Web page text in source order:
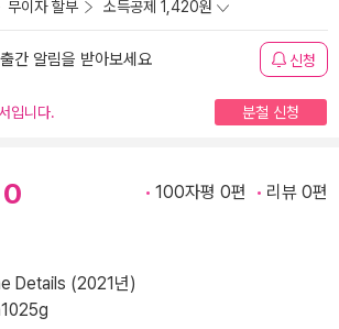
무이자 할부 소득공제 1,420원
간 알림을 받아보세요 신청
입니다. 분철 신청
0 100자평 0편 리뷰 0편
Details (2021년)
1025g